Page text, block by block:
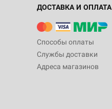
ДОСТАВКА И ОПЛАТА
Способы оплаты
Службы доставки
Адреса магазинов